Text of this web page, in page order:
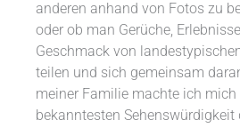
anderen anhand von Fotos zu
oder ob man Gerüche,
Geschmack von
teilen und sich gemeinsam
meiner Familie machte ich mich
bekanntesten Sehenswürdigkeit